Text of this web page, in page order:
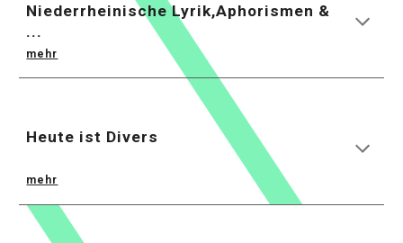
Niederrheinische Lyrik,Aphorismen &
...
mehr
Heute ist Divers
mehr